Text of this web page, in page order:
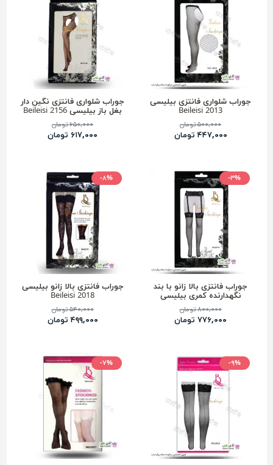
جوراب شلواری فانتزی بیلیسی
Beileisi 2013
۵۰۰,۰۰۰ تومان
۴۴۷,۰۰۰ تومان
جوراب شلواری فانتزی نگین دار
بغل باز بیلیسی Beileisi 2156
۶۵۰,۰۰۰ تومان
۶۱۷,۰۰۰ تومان
-۳%
جوراب فانتزی بالا زانو با بند
نگهدارنده کمری بیلیسی
Beileisi 2011B
۸۰۰,۰۰۰ تومان
۷۷۶,۰۰۰ تومان
-۸%
جوراب فانتزی بالا زانو بیلیسی
2018 Beileisi
۵۴۰,۰۰۰ تومان
۴۹۹,۰۰۰ تومان
-۹% -۷%